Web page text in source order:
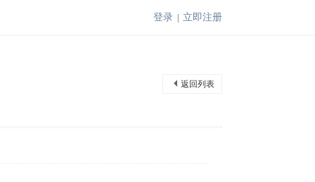
登录 立即注册
返回列表